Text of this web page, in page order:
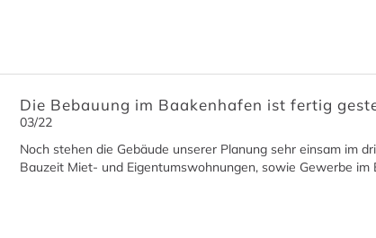
Die Bebauung im Baakenhafen ist fertig
03/22
Noch stehen die Gebäude unserer Planung sehr einsam im
Bauzeit Miet- und Eigentumswohnungen, sowie Gewerbe